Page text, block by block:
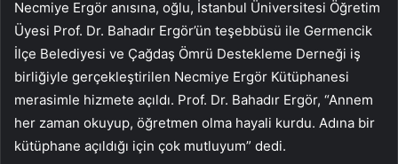
Necmiye Ergör anısına, oğlu, İstanbul Üniversitesi Öğretim
Üyesi Prof. Dr. Bahadır Ergör’ün teşebbüsü ile Germencik
İlçe Belediyesi ve Çağdaş Ömrü Destekleme Derneği iş
birliğiyle gerçekleştirilen Necmiye Ergör Kütüphanesi
merasimle hizmete açıldı. Prof. Dr. Bahadır Ergör, “Annem
her zaman okuyup, öğretmen olma hayali kurdu. Adına bir
kütüphane açıldığı için çok mutluyum” dedi.